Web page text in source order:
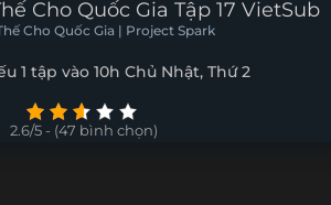
Tập 7 Tập 6
Cho Quốc Gia Tập 17 VietSub
Cho Quốc Gia | Project Spark
1 tập vào 10h Chủ Nhật, Thứ 2
2.6/5 - (47 bình chọn)